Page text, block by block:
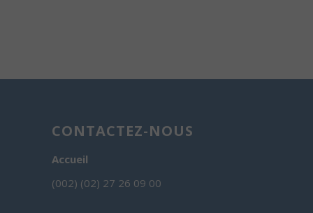
CONTACTEZ-NOUS
Accueil
(002) (02) 27 26 09 00